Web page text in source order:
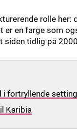
rolle
er en farge som
siden tidlig på
i fortryllende
Karibia